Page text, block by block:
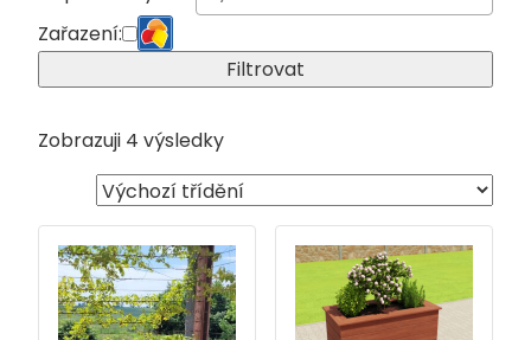
Zařazení:
Filtrovat
Zobrazuji 4 výsledky